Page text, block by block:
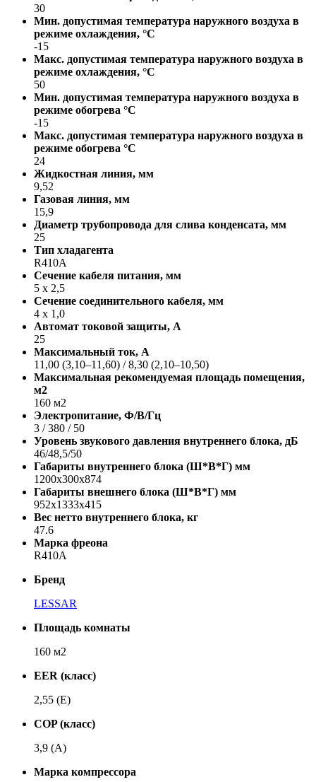
30
Мин. допустимая температура наружного воздуха в
режиме охлаждения, °С
-15
Макс. допустимая температура наружного воздуха в
режиме охлаждения, °С
50
Мин. допустимая температура наружного воздуха в
режиме обогрева °С
-15
Макс. допустимая температура наружного воздуха в
режиме обогрева °С
24
Жидкостная линия, мм
9,52
Газовая линия, мм
15,9
Диаметр трубопровода для слива конденсата, мм
25
Тип хладагента
R410A
Сечение кабеля питания, мм
5 х 2,5
Сечение соединительного кабеля, мм
4 х 1,0
Автомат токовой защиты, A
25
Максимальный ток, А
11,00 (3,10–11,60) / 8,30 (2,10–10,50)
Максимальная рекомендуемая площадь помещения,
м2
160 м2
Электропитание, Ф/В/Гц
3 / 380 / 50
Уровень звукового давления внутреннего блока, дБ
46/48,5/50
Габариты внутреннего блока (Ш*В*Г) мм
1200x300x874
Габариты внешнего блока (Ш*В*Г) мм
952x1333x415
Вес нетто внутреннего блока, кг
47.6
Марка фреона
R410A
Бренд
LESSAR
Площадь комнаты
160 м2
EER (класс)
2,55 (E)
COP (класс)
3,9 (A)
Марка компрессора